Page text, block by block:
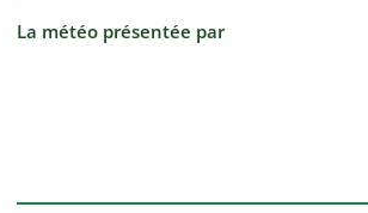
La météo présentée par